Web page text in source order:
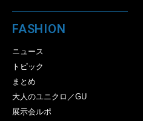
FASHION
ニュース
トピック
まとめ
大人のユニクロ／GU
展示会ルポ